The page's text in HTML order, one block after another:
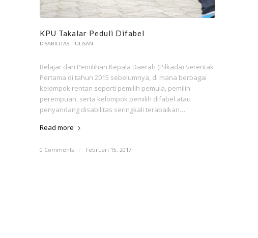
KPU Takalar Peduli Difabel
DISABILITAS ,TULISAN
Belajar dari Pemilihan Kepala Daerah (Pilkada) Serentak
Pertama di tahun 2015 sebelumnya, di mana berbagai
kelompok rentan seperti pemilih pemula, pemilih
perempuan, serta kelompok pemilih difabel atau
penyandang disabilitas seringkali terabaikan…
Read more
0 Comments / Februari 15, 2017